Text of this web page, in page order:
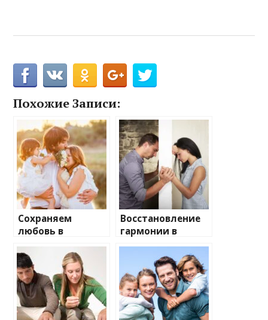
Похожие Записи:
Сохраняем
любовь в
семейных узах
Восстановление
гармонии в
отношениях
после раздора